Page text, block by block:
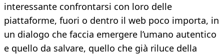
interessante confrontarsi con loro delle
piattaforme, fuori o dentro il web poco importa, in
un dialogo che faccia emergere l’umano autentico
e quello da salvare, quello che già riluce della